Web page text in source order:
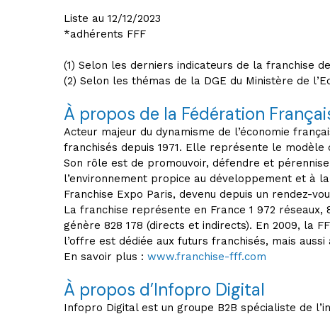
Liste au 12/12/2023
*adhérents FFF
(1) Selon les derniers indicateurs de la franchise
(2) Selon les thémas de la DGE du Ministère de
À propos de la Fédération
Acteur majeur du dynamisme de l’économie
franchisés depuis 1971. Elle représente le
Son rôle est de promouvoir, défendre et
l’environnement propice au développement et à
Franchise Expo Paris, devenu depuis un rendez-
La franchise représente en France 1 972
génère 828 178 (directs et indirects). En 2009, la
l’offre est dédiée aux futurs franchisés, mais
En savoir plus : www.franchise-fff.com
À propos d’Infopro Digital
Infopro Digital est un groupe B2B spécialiste de